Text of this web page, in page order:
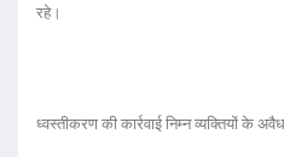
रहे।
ध्वस्तीकरण की कार्रवाई निम्न व्यक्तियों के